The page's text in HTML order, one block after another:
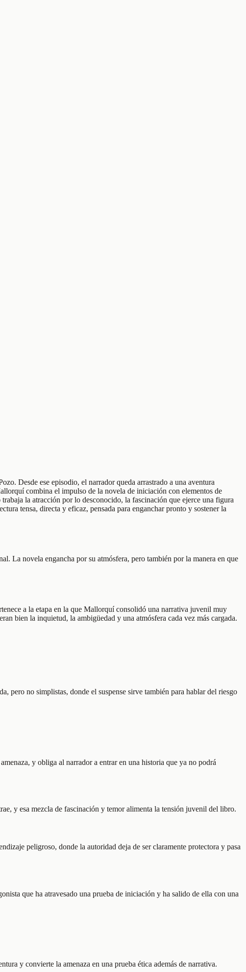
Desde ese episodio, el narrador queda arrastrado a una aventura
combina el impulso de la novela de iniciación con elementos de
la atracción por lo desconocido, la fascinación que ejerce una figura
tensa, directa y eficaz, pensada para enganchar pronto y sostener la
La novela engancha por su atmósfera, pero también por la manera en que
a la etapa en la que Mallorquí consolidó una narrativa juvenil muy
bien la inquietud, la ambigüedad y una atmósfera cada vez más cargada.
pero no simplistas, donde el suspense sirve también para hablar del riesgo
y obliga al narrador a entrar en una historia que ya no podrá
y esa mezcla de fascinación y temor alimenta la tensión juvenil del libro.
peligroso, donde la autoridad deja de ser claramente protectora y pasa
que ha atravesado una prueba de iniciación y ha salido de ella con una
y convierte la amenaza en una prueba ética además de narrativa.